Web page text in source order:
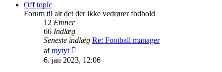
Off topic
Forum til alt det der ikke vedrører fodbold
12 Emner
66 Indlæg
Seneste indlæg Re: Football manager
afmytyt
det
6. jan 2023, 12:06